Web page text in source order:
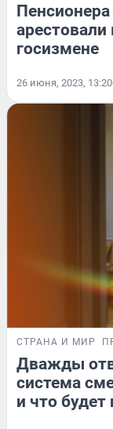
госизмене
26 июня, 2023, 13:20
СТРАНА И МИР
Дважды
система
и что будет